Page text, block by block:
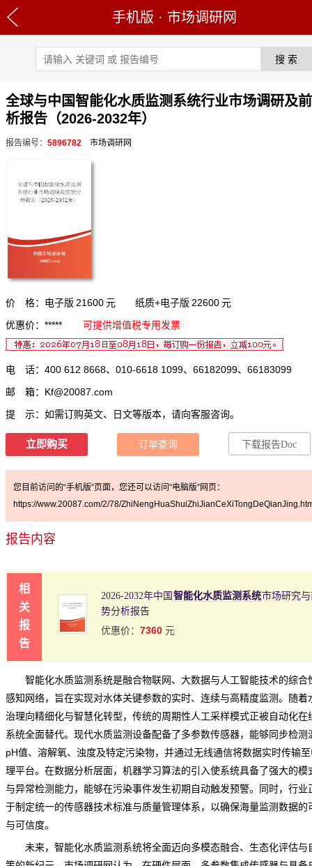
手机版 · 市场调研网
全球与中国智能化水质监测系统行业市场调研及
析报告（2026-2032年）
报告编号： 5896782 市场调研网
价 格：电子版 21600 元 纸质+电子版 22600 元
优惠价：*****
可提供增值税专用发票
电 话：400 612 8668、010-6618 1099、66182099、66183099
邮 箱： Kf@20087.com
提 示：如需订购英文、日文等版本，请向客服咨询。
立即购买 订单查询 下载报告Doc
您目前访问的“手机版”页面，您还可以访问“电脑版”网页：
https://www.20087.com/2/78/
报告内容
相
关
报
告
2026-2032年中国 智能化水质监测系统市场研究
势分析报告
优惠价： 7360 元
智能化水质监测系统是融合物联网、大数据与人工智能技术的综合
感知网络，旨在实现对水体关键参数的实时、连续与高精度监测。随着
治理向精细化与智慧化转型，传统的周期性人工采样模式正被自动化在
系统全面替代。现代水质监测设备配备了多参数传感器，能够同步检测
pH值、溶解氧、浊度及特定污染物，并通过无线通信将数据实时传输
理平台。在数据分析层面，机器学习算法的引入使系统具备了强大的模
与异常检测能力，能够在污染事件发生初期自动触发预警。同时，行业
于制定统一的传感器技术标准与质量管理体系，以确保海量监测数据的
与可信度。
未来，智能化水质监测系统将全面迈向多模态融合、生态化评估与